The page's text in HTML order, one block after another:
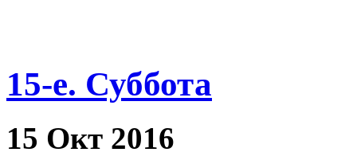
15-е. Суббота
15 Окт 2016